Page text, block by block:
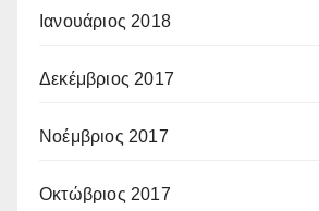
Ιανουάριος 2018
Δεκέμβριος 2017
Νοέμβριος 2017
Οκτώβριος 2017